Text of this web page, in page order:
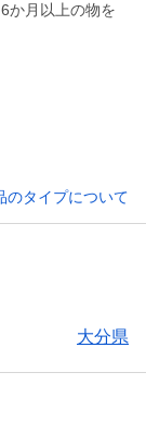
か月以上の物を
のタイプについて
大分県